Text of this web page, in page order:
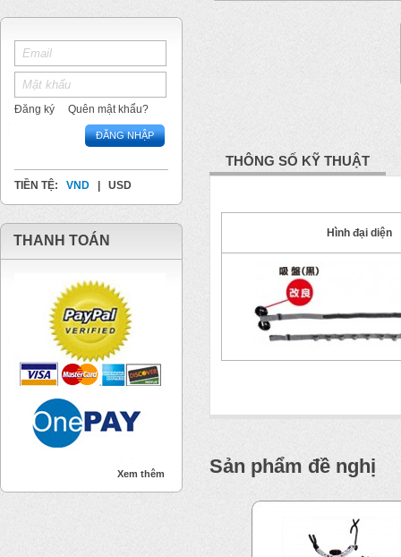
Đăng ký Quên mật khẩu?
ĐĂNG NHẬP
TIỀN TỆ: VND USD
THANH TOÁN
Xem thêm
THÔNG SỐ KỸ THUẬT
Hình đại diện
Sản phẩm đề nghị